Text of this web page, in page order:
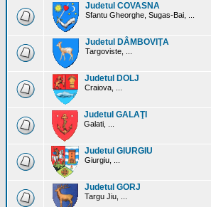
Judetul COVASNA
Sfantu Gheorghe, Sugas-Bai, ...
Judetul DÂMBOVIŢA
Targoviste, ...
Judetul DOLJ
Craiova, ...
Judetul GALAŢI
Galati, ...
Judetul GIURGIU
Giurgiu, ...
Judetul GORJ
Targu Jiu, ...